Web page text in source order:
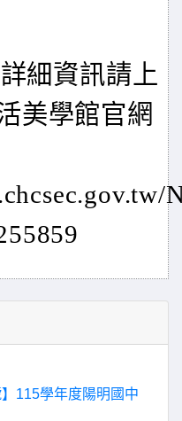
細資訊請上
美學館官網
115學年度陽明國中